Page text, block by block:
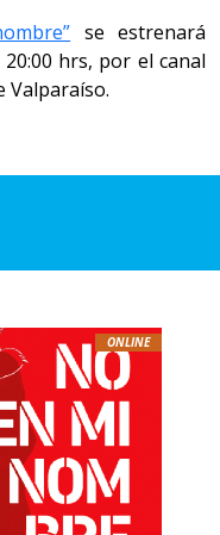
se estrenará
hrs, por el canal
Valparaíso.
ONLINE